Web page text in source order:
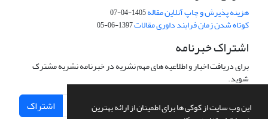
این وب سایت از کوکی ها برای اطمینان از ارائه بهترین
هزینه پذیرش و چاپ آنلاین مقاله1405-04-07
کوتاه شدن زمان فرایند داوری مقالات1397-06-05
اشتراک خبرنامه
برای دریافت اخبار و اطلاعیه های مهم نشریه در خبرنامه نشریه مشترک
شوید.
اشتراک